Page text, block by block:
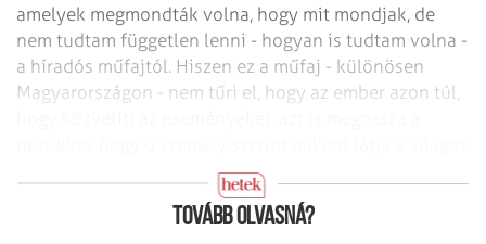
amelyek megmondták volna, hogy mit mondjak, de
nem tudtam független lenni - hogyan is tudtam volna -
a híradós műfajtól. Hiszen ez a műfaj - különösen
Magyarországon - nem tűri el, hogy az ember azon túl,
Tovább olvasná?